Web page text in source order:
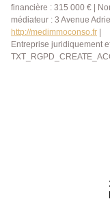
financière : 315 000 € |
médiateur : 3 Avenue
http://medimmoconso.fr |
Entreprise juridiquement